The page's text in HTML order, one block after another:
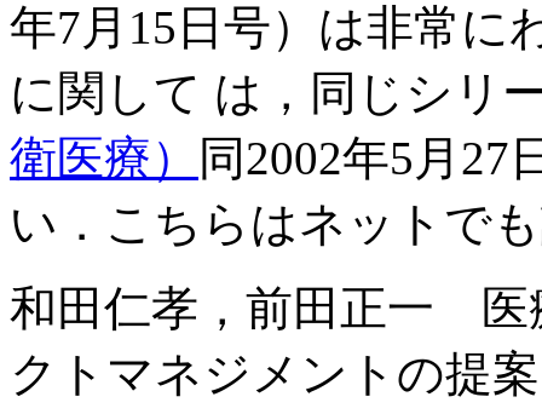
年7月15日号）は非常に
に関して は，同じシリ
衛医療）
同2002年5月
い．こちらはネットで
和田仁孝，前田正一 医
クトマネジメントの提